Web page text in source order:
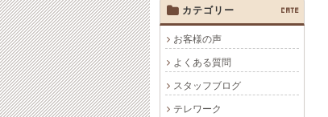
カテゴリー CATE
お客様の声
よくある質問
スタッフブログ
テレワーク